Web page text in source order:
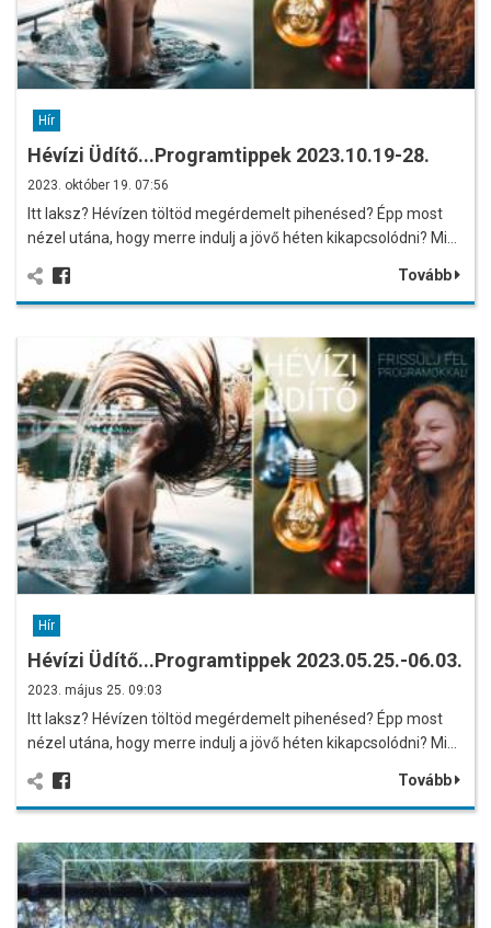
Hír
Hévízi Üdítő...Programtippek 2023.10.19-28.
2023. október 19. 07:56
Itt laksz? Hévízen töltöd megérdemelt pihenésed? Épp most
nézel utána, hogy merre indulj a jövő héten kikapcsolódni? Mi…
Tovább
Hír
Hévízi Üdítő...Programtippek 2023.05.25.-06.03.
2023. május 25. 09:03
Itt laksz? Hévízen töltöd megérdemelt pihenésed? Épp most
nézel utána, hogy merre indulj a jövő héten kikapcsolódni? Mi…
Tovább